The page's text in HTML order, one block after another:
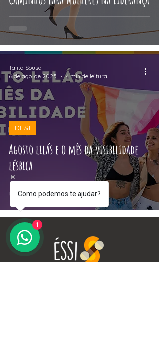
Agosto lilás e o mês da visibilidade
lésbica
DE&I
Talita Sousa
6 de ago. de 2025
4 min de leitura
Como podemos te ajudar?
1